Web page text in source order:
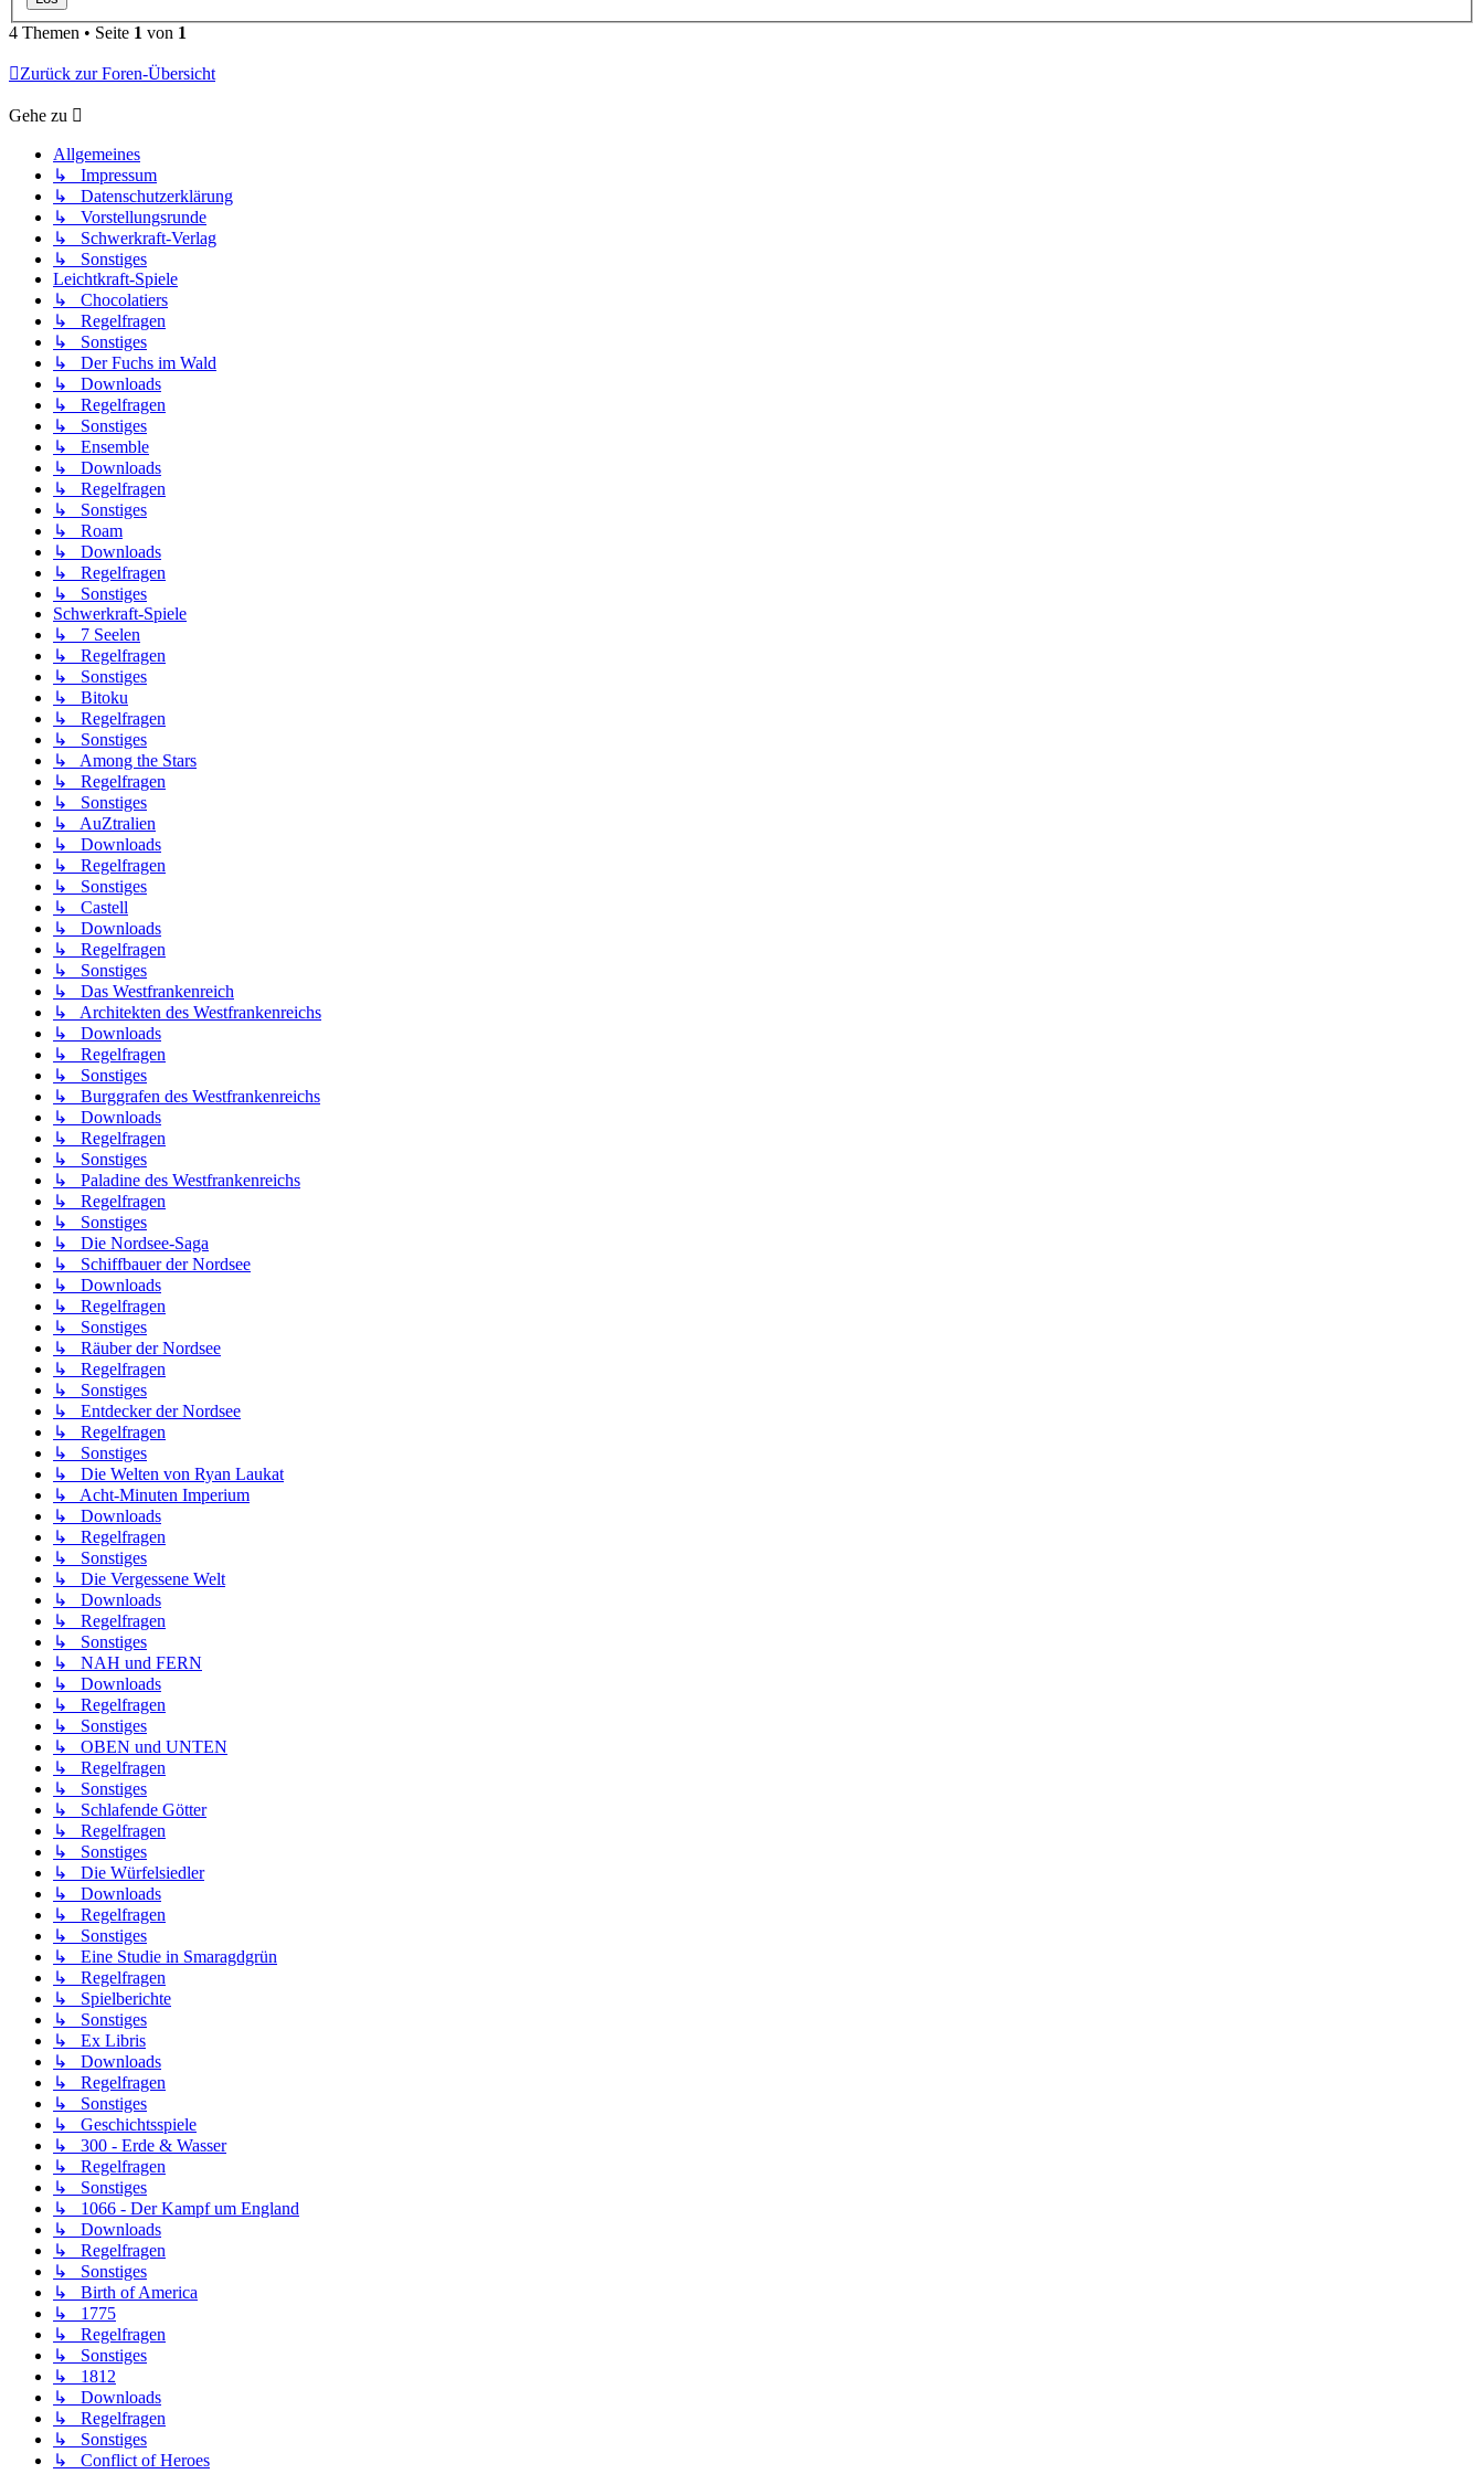
4 Themen • Seite 1 von 1
Zurück zur Foren-Übersicht
Gehe zu
Allgemeines
↳ Impressum
↳ Datenschutzerklärung
↳ Vorstellungsrunde
↳ Schwerkraft-Verlag
↳ Sonstiges
Leichtkraft-Spiele
↳ Chocolatiers
↳ Regelfragen
↳ Sonstiges
↳ Der Fuchs im Wald
↳ Downloads
↳ Regelfragen
↳ Sonstiges
↳ Ensemble
↳ Downloads
↳ Regelfragen
↳ Sonstiges
↳ Roam
↳ Downloads
↳ Regelfragen
↳ Sonstiges
Schwerkraft-Spiele
↳ 7 Seelen
↳ Regelfragen
↳ Sonstiges
↳ Bitoku
↳ Regelfragen
↳ Sonstiges
↳ Among the Stars
↳ Regelfragen
↳ Sonstiges
↳ AuZtralien
↳ Downloads
↳ Regelfragen
↳ Sonstiges
↳ Castell
↳ Downloads
↳ Regelfragen
↳ Sonstiges
↳ Das Westfrankenreich
↳ Architekten des Westfrankenreichs
↳ Downloads
↳ Regelfragen
↳ Sonstiges
↳ Burggrafen des Westfrankenreichs
↳ Downloads
↳ Regelfragen
↳ Sonstiges
↳ Paladine des Westfrankenreichs
↳ Regelfragen
↳ Sonstiges
↳ Die Nordsee-Saga
↳ Schiffbauer der Nordsee
↳ Downloads
↳ Regelfragen
↳ Sonstiges
↳ Räuber der Nordsee
↳ Regelfragen
↳ Sonstiges
↳ Entdecker der Nordsee
↳ Regelfragen
↳ Sonstiges
↳ Die Welten von Ryan Laukat
↳ Acht-Minuten Imperium
↳ Downloads
↳ Regelfragen
↳ Sonstiges
↳ Die Vergessene Welt
↳ Downloads
↳ Regelfragen
↳ Sonstiges
↳ NAH und FERN
↳ Downloads
↳ Regelfragen
↳ Sonstiges
↳ OBEN und UNTEN
↳ Regelfragen
↳ Sonstiges
↳ Schlafende Götter
↳ Regelfragen
↳ Sonstiges
↳ Die Würfelsiedler
↳ Downloads
↳ Regelfragen
↳ Sonstiges
↳ Eine Studie in Smaragdgrün
↳ Regelfragen
↳ Spielberichte
↳ Sonstiges
↳ Ex Libris
↳ Downloads
↳ Regelfragen
↳ Sonstiges
↳ Geschichtsspiele
↳ 300 - Erde & Wasser
↳ Regelfragen
↳ Sonstiges
↳ 1066 - Der Kampf um England
↳ Downloads
↳ Regelfragen
↳ Sonstiges
↳ Birth of America
↳ 1775
↳ Regelfragen
↳ Sonstiges
↳ 1812
↳ Downloads
↳ Regelfragen
↳ Sonstiges
↳ Conflict of Heroes